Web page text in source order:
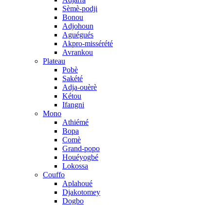
Sèmè-podji
Bonou
Adjohoun
Aguégués
Akpro-missérété
Avrankou
Plateau
Pobè
Sakété
Adja-ouèrè
Kétou
Ifangni
Mono
Athiémé
Bopa
Comè
Grand-popo
Houéyogbé
Lokossa
Couffo
Aplahoué
Djakotomey
Dogbo